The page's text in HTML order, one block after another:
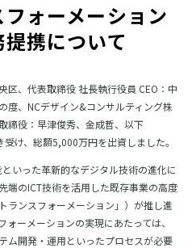
ォーメーション
携について
区、代表取締役 社長執行役員 CEO：中
度、NCデザイン&コンサルティング株
締役：早津俊秀、金成哲、以下
受け、総額5,000万円を出資しました。
いった革新的なデジタル技術の進化に
端のICT技術を活用した既存事業の高度
ランスフォーメーション」）が推し進
ーメーションの実現にあたっては、
ム開発・運用といったプロセスが必要